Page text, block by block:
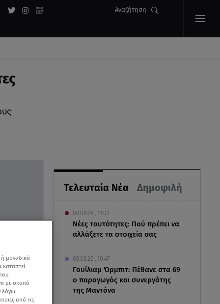
Αναζήτηση
Τελευταία Νέα Δημοφιλή
08.08.26 , 11:03
Νέες ταυτότητες: Πού πρέπει να
αλλάξετε τα στοιχεία σας
08.08.26 , 10:47
Γουίλιαμ Όρμπιτ: Πέθανε στα 69
ο παραγωγός και συνεργάτης
της Μαντόνα
μοναδικά
με σκοπό
λόγω
από τις